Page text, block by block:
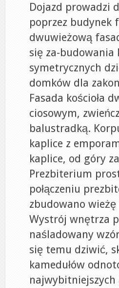
Dojazd prowadzi
poprzez budynek
dwuwieżową
się za-budowania
symetrycznych
domków dla
Fasada kościoła
ciosowym,
balustradką.
kaplice z
kaplice, od góry
Prezbiterium
połączeniu
zbudowano wieżę
Wystrój wnętrza
naśladowany
się temu dziwić,
kamedułów
najwybitniejszych